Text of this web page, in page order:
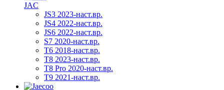
JAC
JS3 2023-наст.вр.
JS4 2022-наст.вр.
JS6 2022-наст.вр.
S7 2020-наст.вр.
T6 2018-наст.вр.
T8 2023-наст.вр.
T8 Pro 2020-наст.вр.
T9 2021-наст.вр.